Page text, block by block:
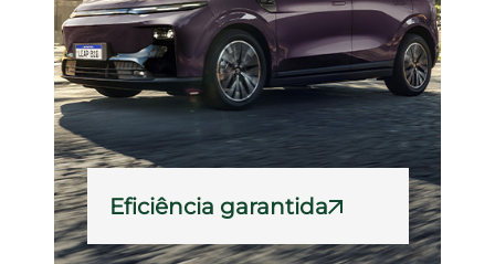
Eficiência garantida